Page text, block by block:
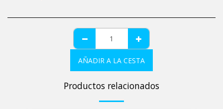
AÑADIR A LA CESTA
Productos relacionados